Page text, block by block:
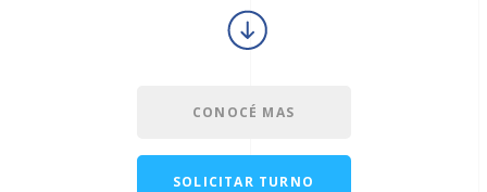
CONOCÉ MAS
SOLICITAR TURNO